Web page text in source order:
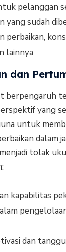
pelanggan
yang sudah
perbaikan,
lainnya
dan
berpengaruh
yang
untuk
dalam
tolak
kapabilitas
dan